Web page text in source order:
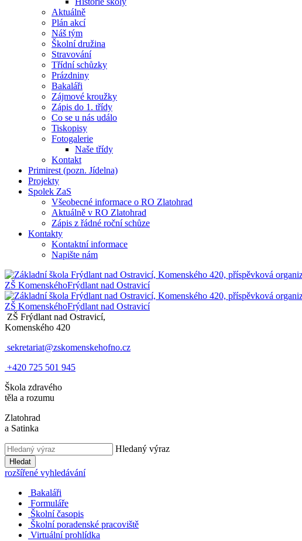
Aktuálně
Plán akcí
Náš tým
Školní družina
Stravování
Třídní schůzky
Prázdniny
Bakaláři
Zájmové kroužky
Zápis do 1. třídy
Co se u nás událo
Tiskopisy
Fotogalerie
Naše třídy
Kontakt
Primirest (pozn. Jídelna)
Projekty
Spolek ZaS
Všeobecné informace o RO Zlatohrad
Aktuálně v RO Zlatohrad
Zápis z řádné roční schůze
Kontakty
Kontaktní informace
Napište nám
ZŠ KomenskéhoFrýdlant nad Ostravicí
ZŠ KomenskéhoFrýdlant nad Ostravicí
ZŠ Frýdlant nad Ostravicí,
Komenského 420
sekretariat@zskomenskehofno.cz
+420 725 501 945
Škola zdravého
těla a rozumu
Zlatohrad
a Satinka
Hledaný výraz
Hledat
rozšířené vyhledávání
Bakaláři
Formuláře
Školní časopis
Školní poradenské pracoviště
Virtuální prohlídka